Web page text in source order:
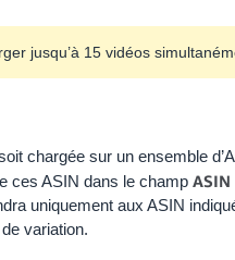
jusqu’à 15 vidéos
chargée sur un ensemble
ces ASIN dans le champ ASIN
uniquement aux ASIN
variation.